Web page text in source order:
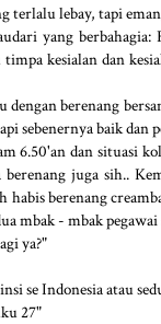
terlalu lebay, tapi
yang
kesialan dan
berenang
sebenernya baik dan
6.50'an dan situasi
juga sih..
berenang
mbak - mbak
ya?"
se Indonesia atau
27"